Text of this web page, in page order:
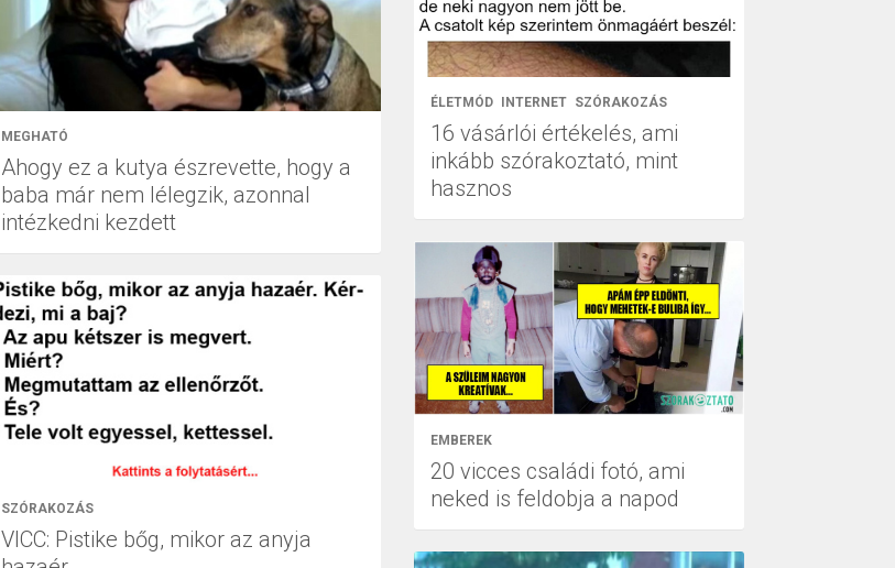
MEGHATÓ
Ahogy ez a kutya észrevette, hogy a
baba már nem lélegzik, azonnal
intézkedni kezdett
SZÓRAKOZÁS
VICC: Pistike bőg, mikor az anyja
ÉLETMÓD INTERNET SZÓRAKOZÁS
16 vásárlói értékelés, ami
inkább szórakoztató, mint
hasznos
EMBEREK
20 vicces családi fotó, ami
neked is feldobja a napod